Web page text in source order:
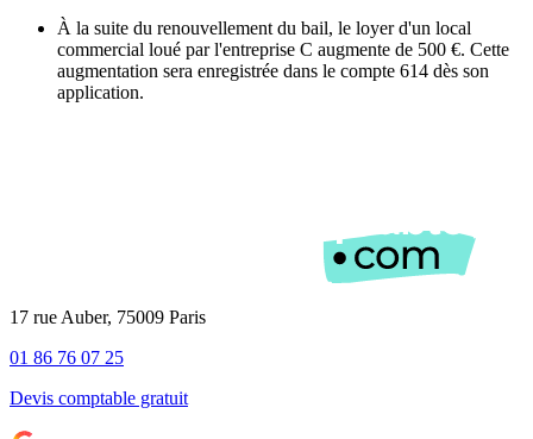
À la suite du renouvellement du bail, le loyer d'un local
commercial loué par l'entreprise C augmente de 500 €. Cette
augmentation sera enregistrée dans le compte 614 dès son
application.
17 rue Auber, 75009 Paris
01 86 76 07 25
Devis comptable gratuit